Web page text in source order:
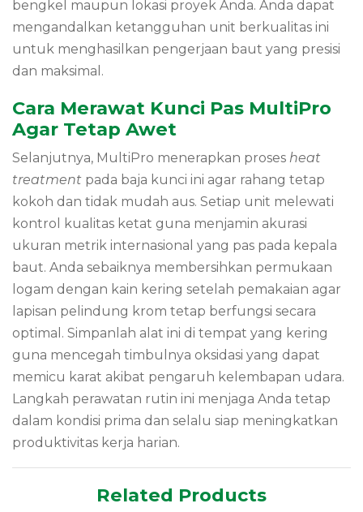
bengkel maupun lokasi proyek Anda. Anda dapat
mengandalkan ketangguhan unit berkualitas ini
untuk menghasilkan pengerjaan baut yang presisi
dan maksimal.
Cara Merawat Kunci Pas MultiPro
Agar Tetap Awet
Selanjutnya, MultiPro menerapkan proses heat
treatment pada baja kunci ini agar rahang tetap
kokoh dan tidak mudah aus. Setiap unit melewati
kontrol kualitas ketat guna menjamin akurasi
ukuran metrik internasional yang pas pada kepala
baut. Anda sebaiknya membersihkan permukaan
logam dengan kain kering setelah pemakaian agar
lapisan pelindung krom tetap berfungsi secara
optimal. Simpanlah alat ini di tempat yang kering
guna mencegah timbulnya oksidasi yang dapat
memicu karat akibat pengaruh kelembapan udara.
Langkah perawatan rutin ini menjaga Anda tetap
dalam kondisi prima dan selalu siap meningkatkan
produktivitas kerja harian.
Related Products